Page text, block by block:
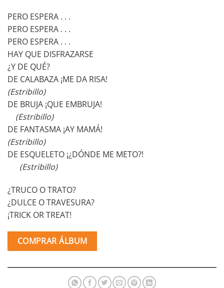
PERO ESPERA . . .
PERO ESPERA . . .
PERO ESPERA . . .
HAY QUE DISFRAZARSE
¿Y DE QUÉ?
DE CALABAZA ¡ME DA RISA!
(Estribillo)
DE BRUJA ¡QUE EMBRUJA!
(Estribillo)
DE FANTASMA ¡AY MAMÁ!
(Estribillo)
DE ESQUELETO ¡¿DÓNDE ME METO?!
(Estribillo)
¿TRUCO O TRATO?
¿DULCE O TRAVESURA?
¡TRICK OR TREAT!
COMPRAR ÁLBUM